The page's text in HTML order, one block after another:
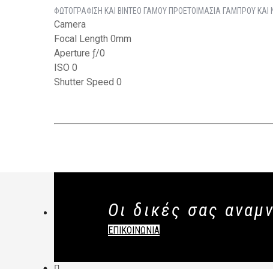
ΦΩΤΟΓΡΑΦΙΣΗ ΚΑΙ ΒΙΝΤΕΟ ΓΑΜΟΥ ΠΡΟΕΤΟΙΜΑΣΙΑ ΓΑΜΠΡΟΥ
Camera
Focal Length 0mm
Aperture ƒ/0
ISO 0
Shutter Speed 0
Οι δικές σας
ΕΠΙΚΟΙΝΩΝΙΑ